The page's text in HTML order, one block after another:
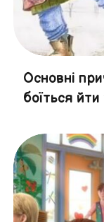
Основні
боїться